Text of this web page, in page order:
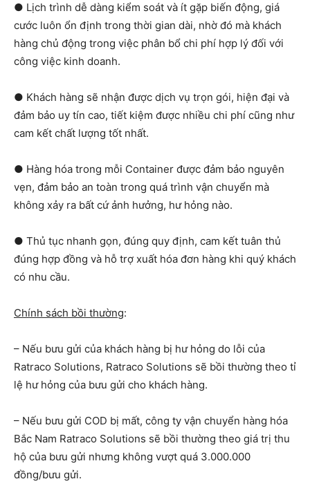
● Lịch trình dễ dàng kiểm soát và ít gặp biến động, giá
cước luôn ổn định trong thời gian dài, nhờ đó mà khách
hàng chủ động trong việc phân bổ chi phí hợp lý đối với
công việc kinh doanh.
● Khách hàng sẽ nhận được dịch vụ trọn gói, hiện đại và
đảm bảo uy tín cao, tiết kiệm được nhiều chi phí cũng như
cam kết chất lượng tốt nhất.
● Hàng hóa trong mỗi Container được đảm bảo nguyên
vẹn, đảm bảo an toàn trong quá trình vận chuyển mà
không xảy ra bất cứ ảnh hưởng, hư hỏng nào.
● Thủ tục nhanh gọn, đúng quy định, cam kết tuân thủ
đúng hợp đồng và hỗ trợ xuất hóa đơn hàng khi quý khách
có nhu cầu.
Chính sách bồi thường:
– Nếu bưu gửi của khách hàng bị hư hỏng do lỗi của
Ratraco Solutions, Ratraco Solutions sẽ bồi thường theo tỉ
lệ hư hỏng của bưu gửi cho khách hàng.
– Nếu bưu gửi COD bị mất, công ty vận chuyển hàng hóa
Bắc Nam Ratraco Solutions sẽ bồi thường theo giá trị thu
hộ của bưu gửi nhưng không vượt quá 3.000.000
đồng/bưu gửi.